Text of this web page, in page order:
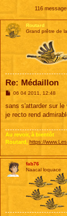
116
Routard
Grand prêtre de
Re: Médaillon
M
s
a
06 04 2011, 12:48
sans s'attarder sur
je recto rend
Au revoir, à bientôt
Routard, https://
fab76
Naacal loquace